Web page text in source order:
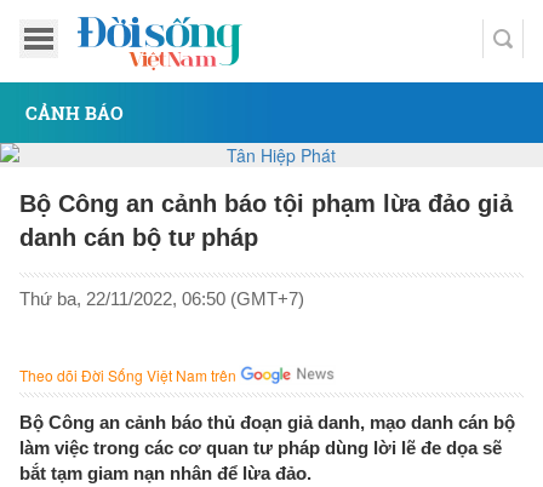
CẢNH BÁO
Bộ Công an cảnh báo tội phạm lừa đảo giả
danh cán bộ tư pháp
Thứ ba, 22/11/2022, 06:50 (GMT+7)
Theo dõi Đời Sống Việt Nam trên
Bộ Công an cảnh báo thủ đoạn giả danh, mạo danh cán bộ
làm việc trong các cơ quan tư pháp dùng lời lẽ đe dọa sẽ
bắt tạm giam nạn nhân để lừa đảo.